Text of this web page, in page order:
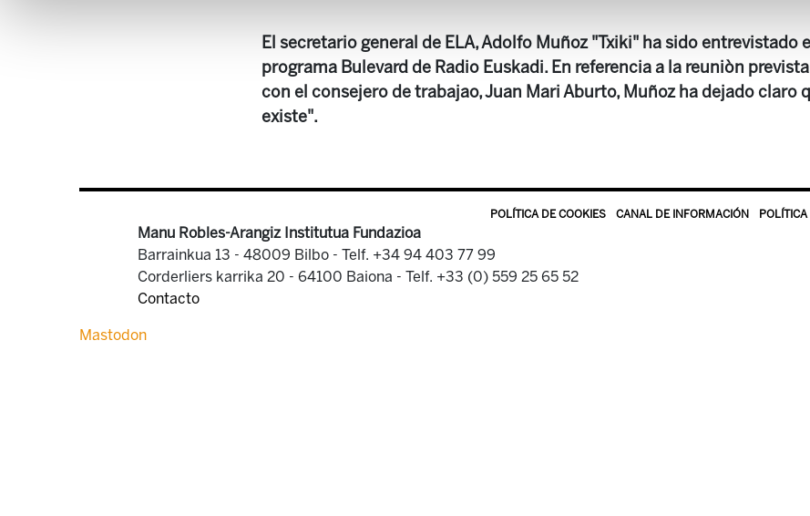
El secretario general de ELA, Adolfo Muñoz "Txiki" ha sido entrevistado
programa Bulevard de Radio Euskadi. En referencia a la reuniòn
con el consejero de trabajao, Juan Mari Aburto, Muñoz ha dejado claro
existe".
POLÍTICA DE COOKIES CANAL DE INFORMACIÓN
Manu Robles-Arangiz Institutua Fundazioa
Barrainkua 13 - 48009 Bilbo - Telf. +34 94 403 77 99
Corderliers karrika 20 - 64100 Baiona - Telf. +33 (0) 559 25 65 52
Contacto
Mastodon